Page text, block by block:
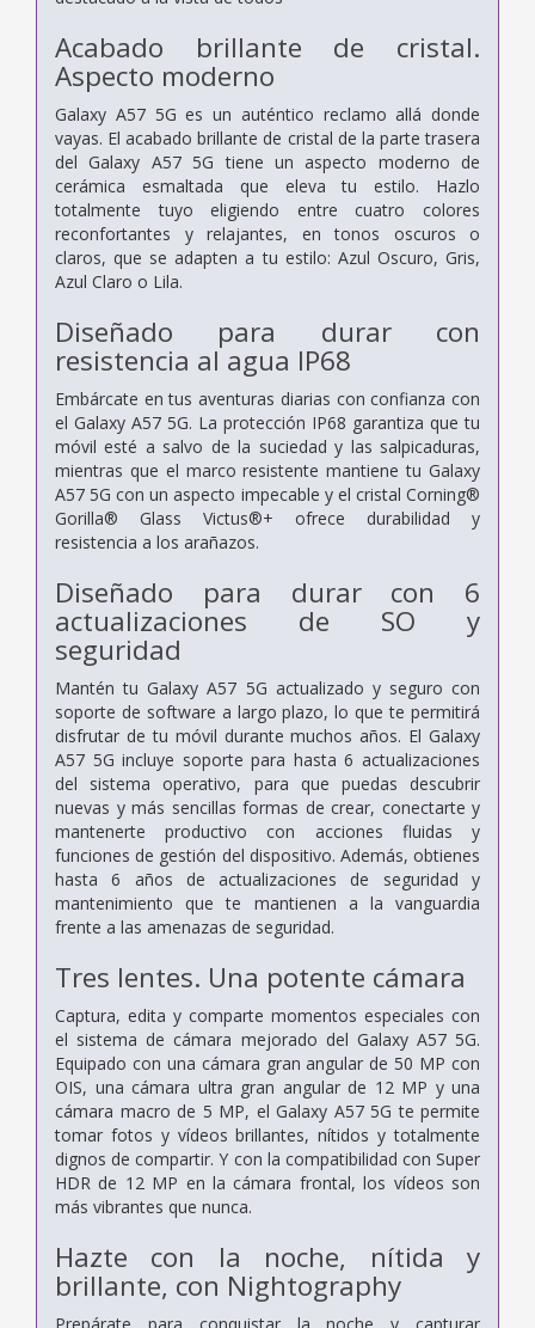
Acabado brillante de cristal.
Aspecto moderno
Galaxy A57 5G es un auténtico reclamo allá donde
vayas. El acabado brillante de cristal de la parte trasera
del Galaxy A57 5G tiene un aspecto moderno de
cerámica esmaltada que eleva tu estilo. Hazlo
totalmente tuyo eligiendo entre cuatro colores
reconfortantes y relajantes, en tonos oscuros o
claros, que se adapten a tu estilo: Azul Oscuro, Gris,
Azul Claro o Lila.
Diseñado para durar con
resistencia al agua IP68
Embárcate en tus aventuras diarias con confianza con
el Galaxy A57 5G. La protección IP68 garantiza que tu
móvil esté a salvo de la suciedad y las salpicaduras,
mientras que el marco resistente mantiene tu Galaxy
A57 5G con un aspecto impecable y el cristal Corning®
Gorilla® Glass Victus®+ ofrece durabilidad y
resistencia a los arañazos.
Diseñado para durar con 6
actualizaciones de SO y
seguridad
Mantén tu Galaxy A57 5G actualizado y seguro con
soporte de software a largo plazo, lo que te permitirá
disfrutar de tu móvil durante muchos años. El Galaxy
A57 5G incluye soporte para hasta 6 actualizaciones
del sistema operativo, para que puedas descubrir
nuevas y más sencillas formas de crear, conectarte y
mantenerte productivo con acciones fluidas y
funciones de gestión del dispositivo. Además, obtienes
hasta 6 años de actualizaciones de seguridad y
mantenimiento que te mantienen a la vanguardia
frente a las amenazas de seguridad.
Tres lentes. Una potente cámara
Captura, edita y comparte momentos especiales con
el sistema de cámara mejorado del Galaxy A57 5G.
Equipado con una cámara gran angular de 50 MP con
OIS, una cámara ultra gran angular de 12 MP y una
cámara macro de 5 MP, el Galaxy A57 5G te permite
tomar fotos y vídeos brillantes, nítidos y totalmente
dignos de compartir. Y con la compatibilidad con Super
HDR de 12 MP en la cámara frontal, los vídeos son
más vibrantes que nunca.
Hazte con la noche, nítida y
brillante, con Nightography
Prepárate para conquistar la noche y capturar